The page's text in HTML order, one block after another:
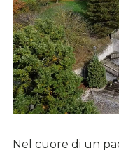
Nel cuore di un